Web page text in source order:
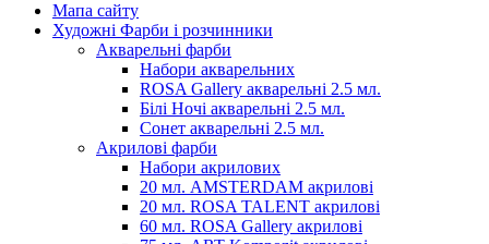
Мапа сайту
Художні Фарби і розчинники
Акварельні фарби
Набори акварельних
ROSA Gallery акварельні 2.5 мл.
Білі Ночі акварельні 2.5 мл.
Сонет акварельні 2.5 мл.
Акрилові фарби
Набори акрилових
20 мл. AMSTERDAM акрилові
20 мл. ROSA TALENT акрилові
60 мл. ROSA Gallery акрилові